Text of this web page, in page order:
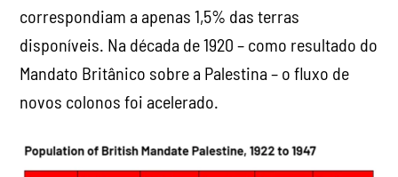
correspondiam a apenas 1,5% das terras
disponíveis. Na década de 1920 – como resultado do
Mandato Britânico sobre a Palestina – o fluxo de
novos colonos foi acelerado.